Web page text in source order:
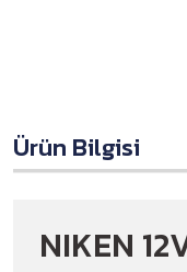
Ürün Bilgisi
NIKEN